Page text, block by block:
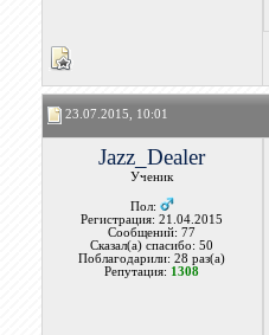
23.07.2015, 10:01
Jazz_Dealer
Ученик
Пол:
Регистрация: 21.04.2015
Сообщений: 77
Сказал(а) спасибо: 50
Поблагодарили: 28 раз(а)
Репутация: 1308